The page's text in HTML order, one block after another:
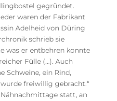
gegründet.
waren der Fabrikant
Adelheid von Düring
schrieb sie
was er entbehren konnte
Fülle (…). Auch
Schweine, ein Rind,
freiwillig gebracht.“
statt, an